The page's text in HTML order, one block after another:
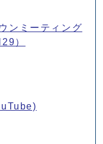
ンミーティング
）